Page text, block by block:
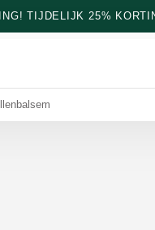
TIJDELIJK 25%